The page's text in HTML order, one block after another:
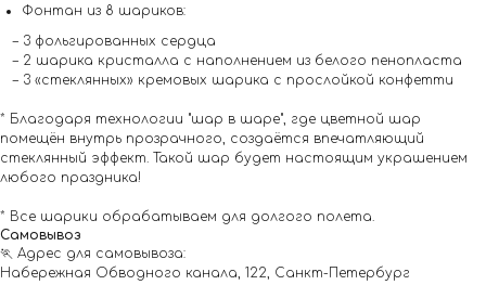
Фонтан из 8 шариков:
– 3 фольгированных сердца
– 2 шарика кристалла с наполнением из белого пенопласта
– 3 «стеклянных» кремовых шарика с прослойкой конфетти
* Благодаря технологии "шар в шаре", где цветной шар
помещён внутрь прозрачного, создаётся впечатляющий
стеклянный эффект. Такой шар будет настоящим украшением
любого праздника!
* Все шарики обрабатываем для долгого полета.
Самовывоз
🏃 Адрес для самовывоза:
Набережная Обводного канала, 122, Санкт-Петербург